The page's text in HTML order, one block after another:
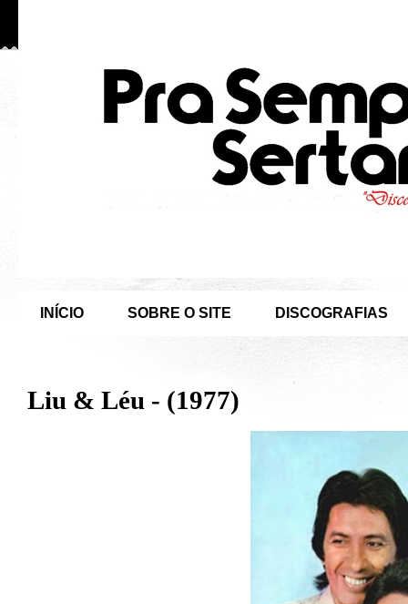
INÍCIO SOBRE O SITE DISCOGRAFIAS
Liu & Léu - (1977)